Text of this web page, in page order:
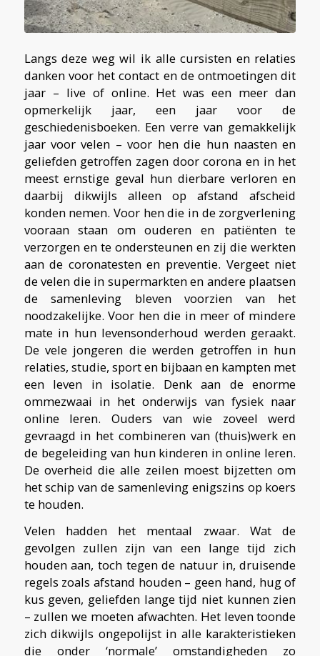
Langs deze weg wil ik alle cursisten en relaties
danken voor het contact en de ontmoetingen dit
jaar – live of online. Het was een meer dan
opmerkelijk jaar, een jaar voor de
geschiedenisboeken. Een verre van gemakkelijk
jaar voor velen – voor hen die hun naasten en
geliefden getroffen zagen door corona en in het
meest ernstige geval hun dierbare verloren en
daarbij dikwijls alleen op afstand afscheid
konden nemen. Voor hen die in de zorgverlening
vooraan staan om ouderen en patiënten te
verzorgen en te ondersteunen en zij die werkten
aan de coronatesten en preventie. Vergeet niet
de velen die in supermarkten en andere plaatsen
de samenleving bleven voorzien van het
noodzakelijke. Voor hen die in meer of mindere
mate in hun levensonderhoud werden geraakt.
De vele jongeren die werden getroffen in hun
relaties, studie, sport en bijbaan en kampten met
een leven in isolatie. Denk aan de enorme
ommezwaai in het onderwijs van fysiek naar
online leren. Ouders van wie zoveel werd
gevraagd in het combineren van (thuis)werk en
de begeleiding van hun kinderen in online leren.
De overheid die alle zeilen moest bijzetten om
het schip van de samenleving enigszins op koers
te houden.
Velen hadden het mentaal zwaar. Wat de
gevolgen zullen zijn van een lange tijd zich
houden aan, toch tegen de natuur in, druisende
regels zoals afstand houden – geen hand, hug of
kus geven, geliefden lange tijd niet kunnen zien
– zullen we moeten afwachten. Het leven toonde
zich dikwijls ongepolijst in alle karakteristieken
die onder ‘normale’ omstandigheden zo